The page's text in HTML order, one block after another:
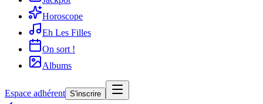
Horoscope
Eh Les Filles
On sort !
Albums
Espace adhérent S'inscrire